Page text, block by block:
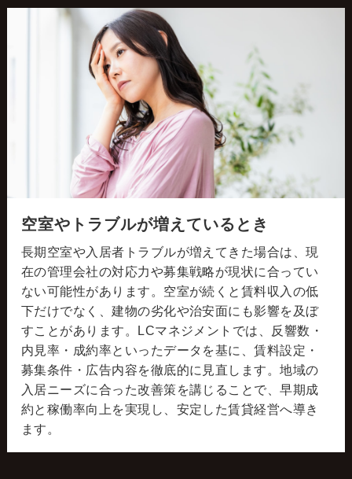
空室やトラブルが増えているとき
長期空室や入居者トラブルが増えてきた場合は、現
在の管理会社の対応力や募集戦略が現状に合ってい
ない可能性があります。空室が続くと賃料収入の低
下だけでなく、建物の劣化や治安面にも影響を及ぼ
すことがあります。LCマネジメントでは、反響数・
内見率・成約率といったデータを基に、賃料設定・
募集条件・広告内容を徹底的に見直します。地域の
入居ニーズに合った改善策を講じることで、早期成
約と稼働率向上を実現し、安定した賃貸経営へ導き
ます。